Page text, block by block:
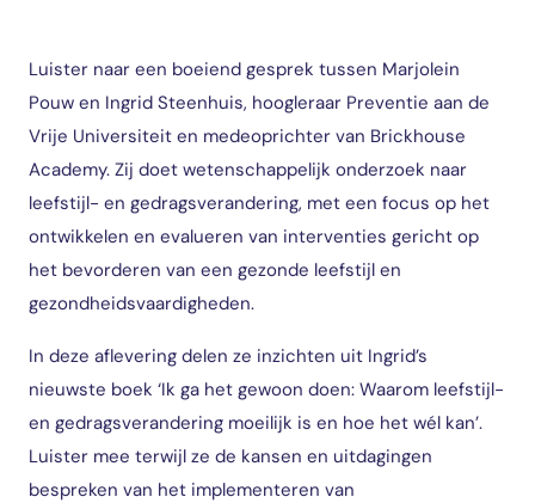
Luister naar een boeiend gesprek tussen Marjolein
Pouw en Ingrid Steenhuis, hoogleraar Preventie aan de
Vrije Universiteit en medeoprichter van Brickhouse
Academy. Zij doet wetenschappelijk onderzoek naar
leefstijl- en gedragsverandering, met een focus op het
ontwikkelen en evalueren van interventies gericht op
het bevorderen van een gezonde leefstijl en
gezondheidsvaardigheden.
In deze aflevering delen ze inzichten uit Ingrid’s
nieuwste boek ‘Ik ga het gewoon doen: Waarom leefstijl-
en gedragsverandering moeilijk is en hoe het wél kan’.
Luister mee terwijl ze de kansen en uitdagingen
bespreken van het implementeren van